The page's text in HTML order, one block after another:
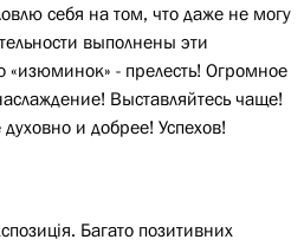
себя на том, что даже не могу
выполнены эти
«изюминок» - прелесть! Огромное
Выставляйтесь чаще!
и добрее! Успехов!
Багато позитивних